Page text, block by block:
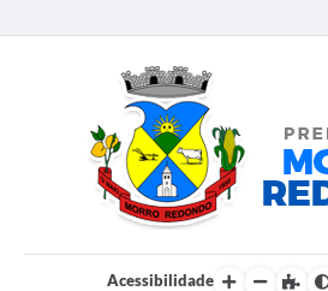
Acessibilidade